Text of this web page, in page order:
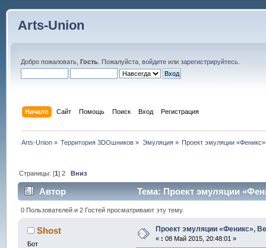
Arts-Union
Добро пожаловать, Гость. Пожалуйста, войдитеили зарегистрируйтесь.
Начало Сайт Помощь Поиск Вход Регистрация
Arts-Union » Территория 3DOшников » Эмуляция» Проект эмуляции
Страницы: [1]2 Вниз
Автор Тема: Проект эмуляции
0 Пользователей и 2 Гостей просматривают эту тему.
Shost
Бот
Проект эмуляции «Феникс»,
« : 08 Май 2015, 20:48:01 »